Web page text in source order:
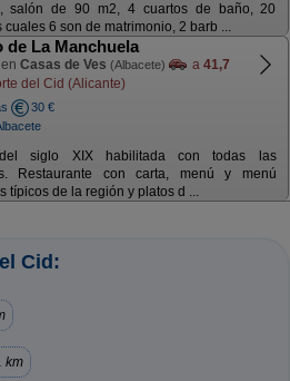
salón de 90 m2, 4 cuartos de baño, 20
cuales 6 son de matrimonio, 2 barb ...
de La Manchuela
Casas de Ves (Albacete) a 41,7
del Cid (Alicante)
30 €
siglo XIX habilitada con todas las
Restaurante con carta, menú y menú
típicos de la región y platos d ...
Cid:
km